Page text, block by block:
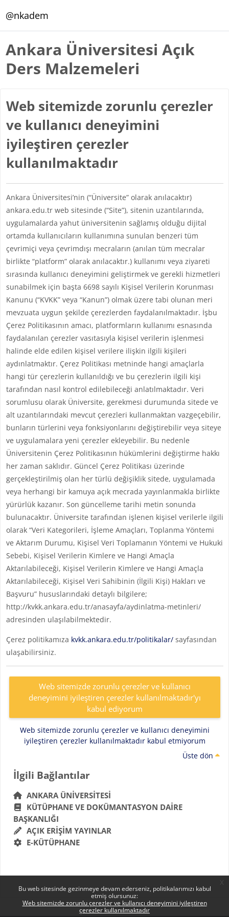
Bu web sitesinde gezinmeye devam ederseniz, politikalarımızı kabul
etmiş olursunuz:
Web sitemizde zorunlu çerezler ve kullanıcı deneyimini iyileştiren
çerezler kullanılmaktadır
@nkadem
Ankara Üniversitesi Açık
Ders Malzemeleri
Web sitemizde zorunlu çerezler
ve kullanıcı deneyimini
iyileştiren çerezler
kullanılmaktadır
Ankara Üniversitesi’nin (“Üniversite” olarak anılacaktır)
ankara.edu.tr web sitesinde (“Site”), sitenin uzantılarında,
uygulamalarda yahut üniversitenin sağlamış olduğu dijital
ortamda kullanıcıların kullanımına sunulan benzeri tüm
çevrimiçi veya çevrimdışı mecraların (anılan tüm mecralar
birlikte “platform” olarak anılacaktır.) kullanımı veya ziyareti
sırasında kullanıcı deneyimini geliştirmek ve gerekli hizmetleri
sunabilmek için başta 6698 sayılı Kişisel Verilerin Korunması
Kanunu (“KVKK” veya “Kanun”) olmak üzere tabi olunan meri
mevzuata uygun şekilde çerezlerden faydalanılmaktadır. İşbu
Çerez Politikasının amacı, platformların kullanımı esnasında
faydalanılan çerezler vasıtasıyla kişisel verilerin işlenmesi
halinde elde edilen kişisel verilere ilişkin ilgili kişileri
aydınlatmaktır. Çerez Politikası metninde hangi amaçlarla
hangi tür çerezlerin kullanıldığı ve bu çerezlerin ilgili kişi
tarafından nasıl kontrol edilebileceği anlatılmaktadır. Veri
sorumlusu olarak Üniversite, gerekmesi durumunda sitede ve
alt uzantılarındaki mevcut çerezleri kullanmaktan vazgeçebilir,
bunların türlerini veya fonksiyonlarını değiştirebilir veya siteye
ve uygulamalara yeni çerezler ekleyebilir. Bu nedenle
Üniversitenin Çerez Politikasının hükümlerini değiştirme hakkı
her zaman saklıdır. Güncel Çerez Politikası üzerinde
gerçekleştirilmiş olan her türlü değişiklik sitede, uygulamada
veya herhangi bir kamuya açık mecrada yayınlanmakla birlikte
yürürlük kazanır. Son güncelleme tarihi metin sonunda
bulunacaktır. Üniversite tarafından işlenen kişisel verilerle ilgili
olarak “Veri Kategorileri, İşleme Amaçları, Toplanma Yöntemi
ve Aktarım Durumu, Kişisel Veri Toplamanın Yöntemi ve Hukuki
Sebebi, Kişisel Verilerin Kimlere ve Hangi Amaçla
Aktarılabileceği, Kişisel Verilerin Kimlere ve Hangi Amaçla
Aktarılabileceği, Kişisel Veri Sahibinin (İlgili Kişi) Hakları ve
Başvuru” hususlarındaki detaylı bilgilere;
http://kvkk.ankara.edu.tr/anasayfa/aydinlatma-metinleri/
adresinden ulaşılabilmektedir.
Çerez politikamıza kvkk.ankara.edu.tr/politikalar/sayfasından
ulaşabilirsiniz.
Web sitemizde zorunlu çerezler ve kullanıcı
deneyimini iyileştiren çerezler kullanılmaktadır'yı
kabul ediyorum
Web sitemizde zorunlu çerezler ve kullanıcı deneyimini
iyileştiren çerezler kullanılmaktadır kabul etmiyorum
Üste dön
Bloklar
İlgili Bağlantılar 'yı atla
İlgili Bağlantılar
ANKARA ÜNIVERSITESI
KÜTÜPHANE VE DOKÜMANTASYON DAIRE
BAŞKANLIĞI
AÇIK ERIŞIM YAYINLAR
E-KÜTÜPHANE